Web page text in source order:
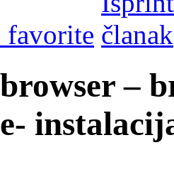
favorite
–